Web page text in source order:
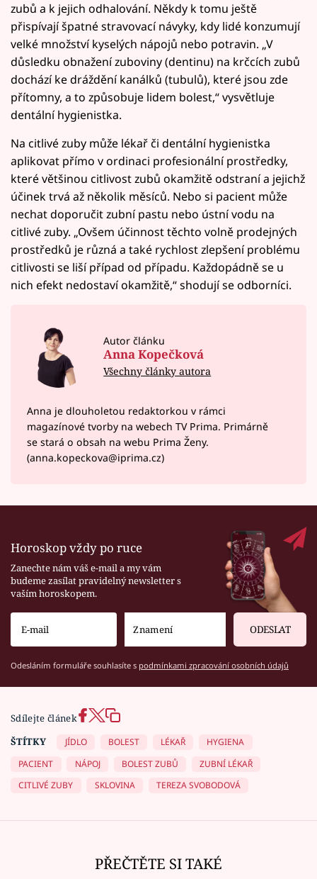
zubů a k jejich odhalování. Někdy k tomu ještě
přispívají špatné stravovací návyky, kdy lidé konzumují
velké množství kyselých nápojů nebo potravin. „V
důsledku obnažení zuboviny (dentinu) na krčcích zubů
dochází ke dráždění kanálků (tubulů), které jsou zde
přítomny, a to způsobuje lidem bolest,“ vysvětluje
dentální hygienistka.
Na citlivé zuby může lékař či dentální hygienistka
aplikovat přímo v ordinaci profesionální prostředky,
které většinou citlivost zubů okamžitě odstraní a jejichž
účinek trvá až několik měsíců. Nebo si pacient může
nechat doporučit zubní pastu nebo ústní vodu na
citlivé zuby. „Ovšem účinnost těchto volně prodejných
prostředků je různá a také rychlost zlepšení problému
citlivosti se liší případ od případu. Každopádně se u
nich efekt nedostaví okamžitě,“ shodují se odborníci.
Autor článku
Anna Kopečková
Všechny články autora
Anna je dlouholetou redaktorkou v rámci
magazínové tvorby na webech TV Prima. Primárně
se stará o obsah na webu Prima Ženy.
(anna.kopeckova@iprima.cz)
Horoskop vždy po ruce
Zanechte nám váš e-mail a my vám
budeme zasílat pravidelný newsletter s
vaším horoskopem.
ODESLAT
Odesláním formuláře souhlasíte s podmínkami zpracování osobních údajů
Sdílejte článek
ŠTÍTKY
JÍDLO BOLEST LÉKAŘ
HYGIENA
PACIENT
NÁPOJ BOLEST ZUBŮ
ZUBNÍ LÉKAŘ
CITLIVÉ ZUBY
SKLOVINA TEREZA SVOBODOVÁ
PŘEČTĚTE SI TAKÉ